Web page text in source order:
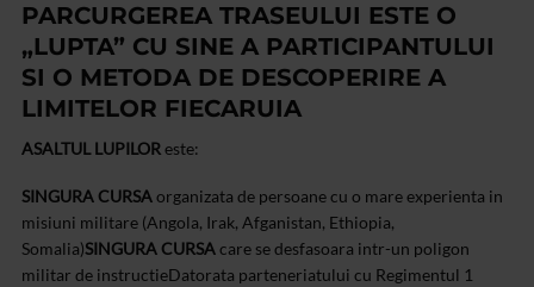
PARCURGEREA TRASEULUI ESTE O
„LUPTA” CU SINE A PARTICIPANTULUI
SI O METODA DE DESCOPERIRE A
LIMITELOR FIECARUIA
ASALTUL LUPILOReste:
SINGURA CURSAorganizata de persoane cu o mare experienta in
misiuni militare (Angola, Irak, Afganistan, Ethiopia,
Somalia)SINGURA CURSAcare se desfasoara intr-un poligon
militar de instructieDatorata parteneriatului cu Regimentul 1